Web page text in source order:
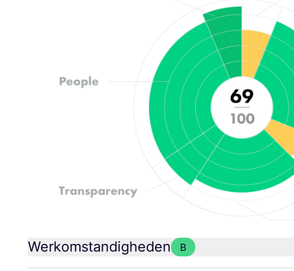
Werkomstandigheden B